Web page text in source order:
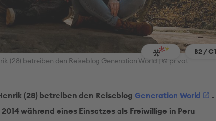
B2 / C1
(28) betreiben den Reiseblog Generation World | © privat
(28) betreiben den Reiseblog Generation World
.
während eines Einsatzes als Freiwillige in Peru